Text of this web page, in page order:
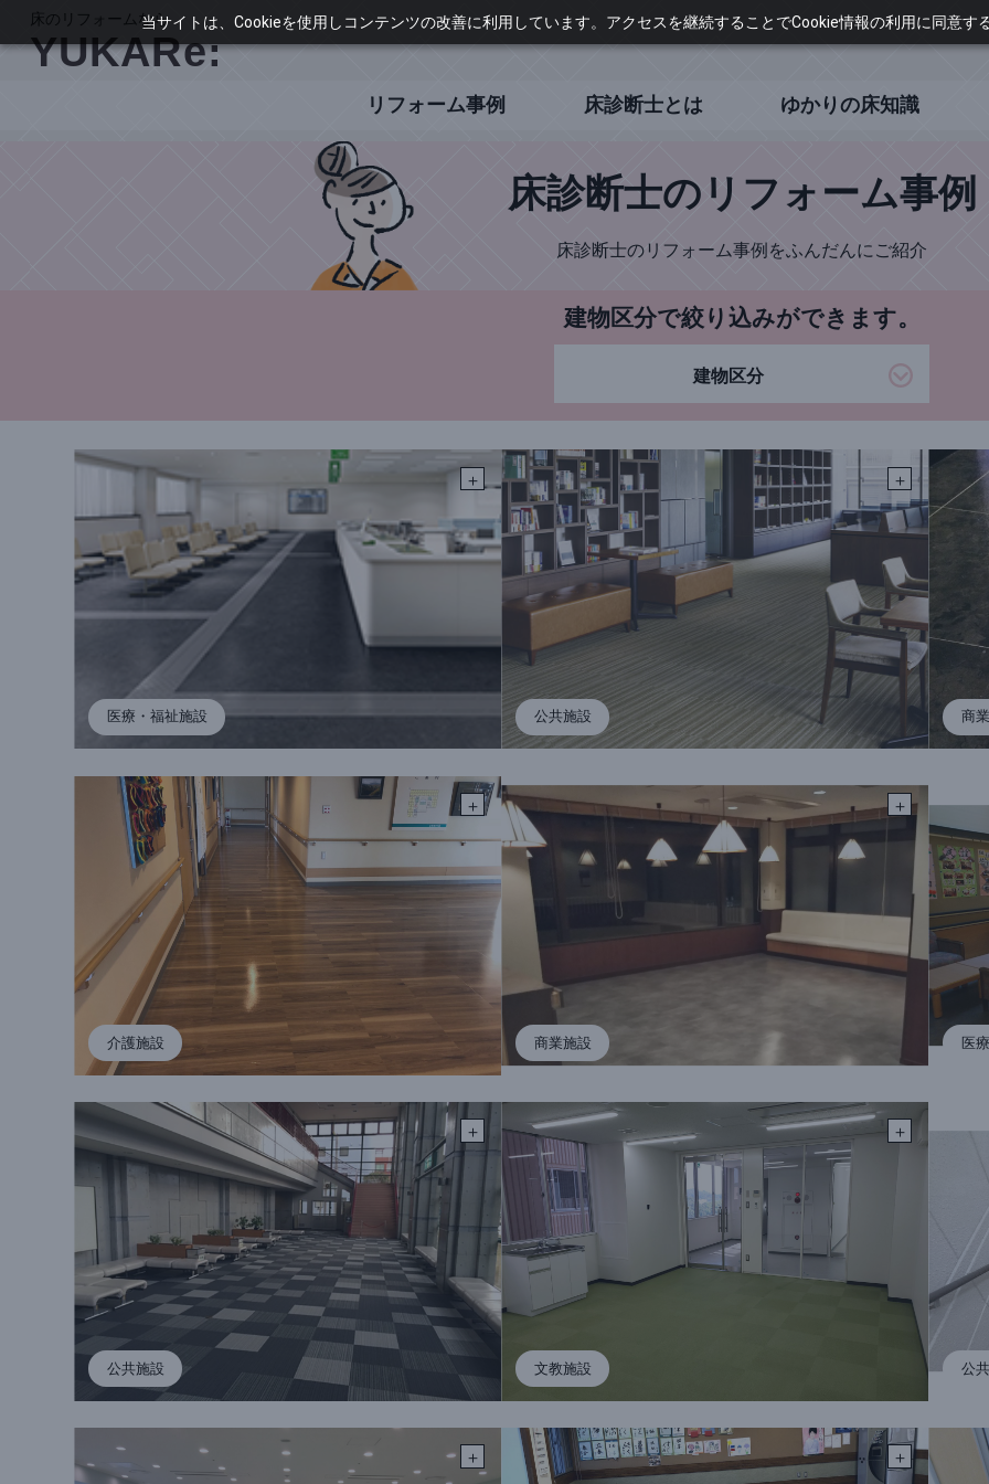
当サイトは、Cookieを使用しコンテンツの改善に利用しています。アクセスを継続することでCookie情報の利用に同意す
リフォーム事例 床診断士とは ゆかりの床知識
床診断士のリフォーム事例
床診断士のリフォーム事例をふんだんにご紹介
建物区分で絞り込みができます。
建物区分
医療・福祉施設 公共施設 商
介護施設 商業施設 医
公共施設 文教施設 公